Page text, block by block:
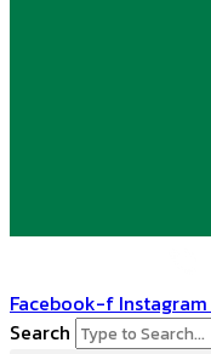
Facebook-f Instagram
Search